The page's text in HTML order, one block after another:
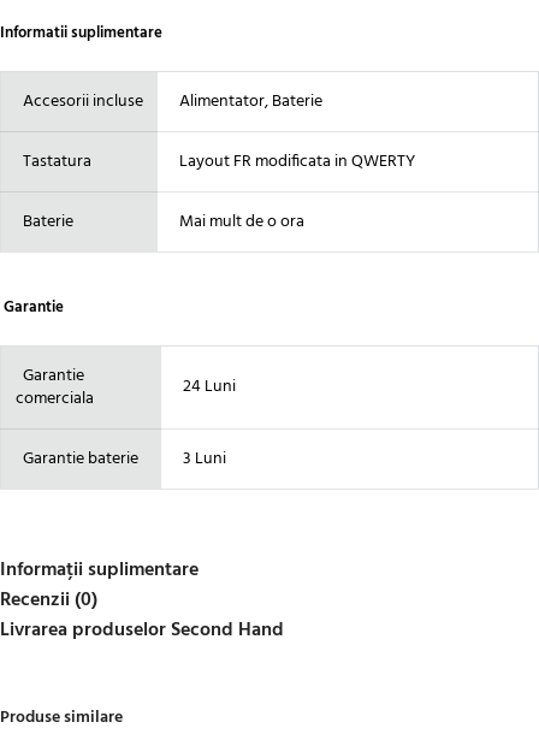
Informatii suplimentare
Accesorii incluse Alimentator, Baterie
Tastatura Layout FR modificata in QWERTY
Baterie Mai mult de o ora
Garantie
Garantie
comerciala
24 Luni
Garantie baterie 3 Luni
Informații suplimentare
Recenzii (0)
Livrarea produselor Second Hand
Produse similare